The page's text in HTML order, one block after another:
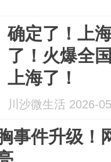
确定了！上
了！火爆全
上海了！
川沙微生活 2026-
事件升级！